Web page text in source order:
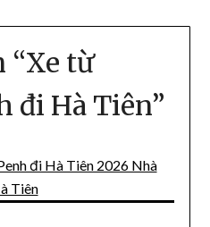
“Xe từ
đi Hà Tiên”
đi Hà Tiên 2026 Nhà
Tiên